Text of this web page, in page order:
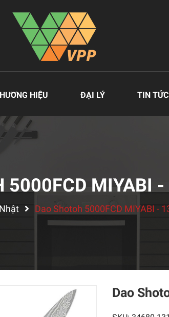
HIỆU ĐẠI LÝ TIN TỨC
5000FCD MIYABI
Dao Shotoh 5000FCD MIYABI -
Dao